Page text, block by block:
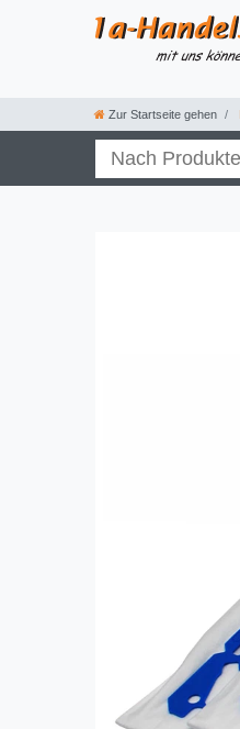
Zur Startseite gehen